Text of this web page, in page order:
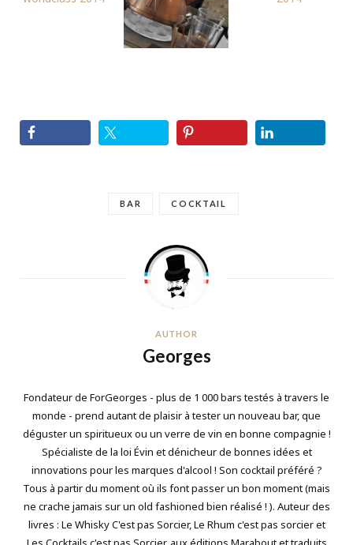
BAR COCKTAIL
AUTHOR
Georges
Fondateur de ForGeorges - plus de 1 000 bars testés à travers le
monde - prend autant de plaisir à tester un nouveau bar, que
déguster un spiritueux ou un verre de vin en bonne compagnie !
Spécialiste de la loi Évin et dénicheur de bonnes idées et
innovations pour les marques d'alcool ! Son cocktail préféré ?
Tous à partir du moment où ils font passer un bon moment (mais
ne crache jamais sur un old fashioned bien réalisé ! ). Auteur des
livres : Le Whisky C'est pas Sorcier, Le Rhum c'est pas sorcier et